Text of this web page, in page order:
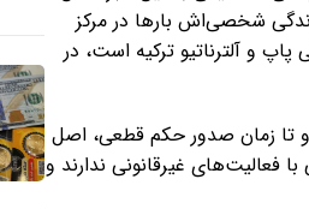
شخصی‌اش بارها در مرکز
و آلترناتیو ترکیه است، در
و تا زمان صدور حکم قطعی، اصل
فعالیت‌های غیرقانونی ندارند و